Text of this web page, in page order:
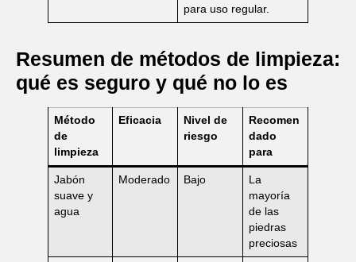
para uso regular.
Resumen de métodos de limpieza:
qué es seguro y qué no lo es
Método
de
limpieza
Eficacia
Nivel de
riesgo
Recomen
dado
para
Jabón
suave y
agua
Moderado Bajo
La
mayoría
de las
piedras
preciosas